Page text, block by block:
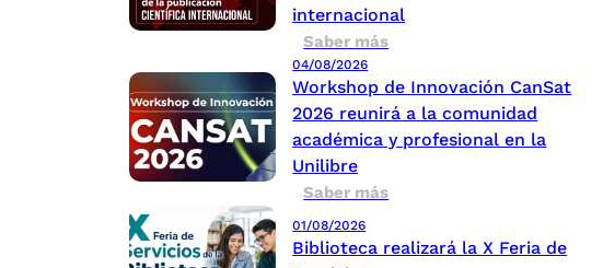
internacional
Saber más
04/08/2026
Workshop de Innovación CanSat
2026 reunirá a la comunidad
académica y profesional en la
Unilibre
Saber más
01/08/2026
Biblioteca realizará la X Feria de